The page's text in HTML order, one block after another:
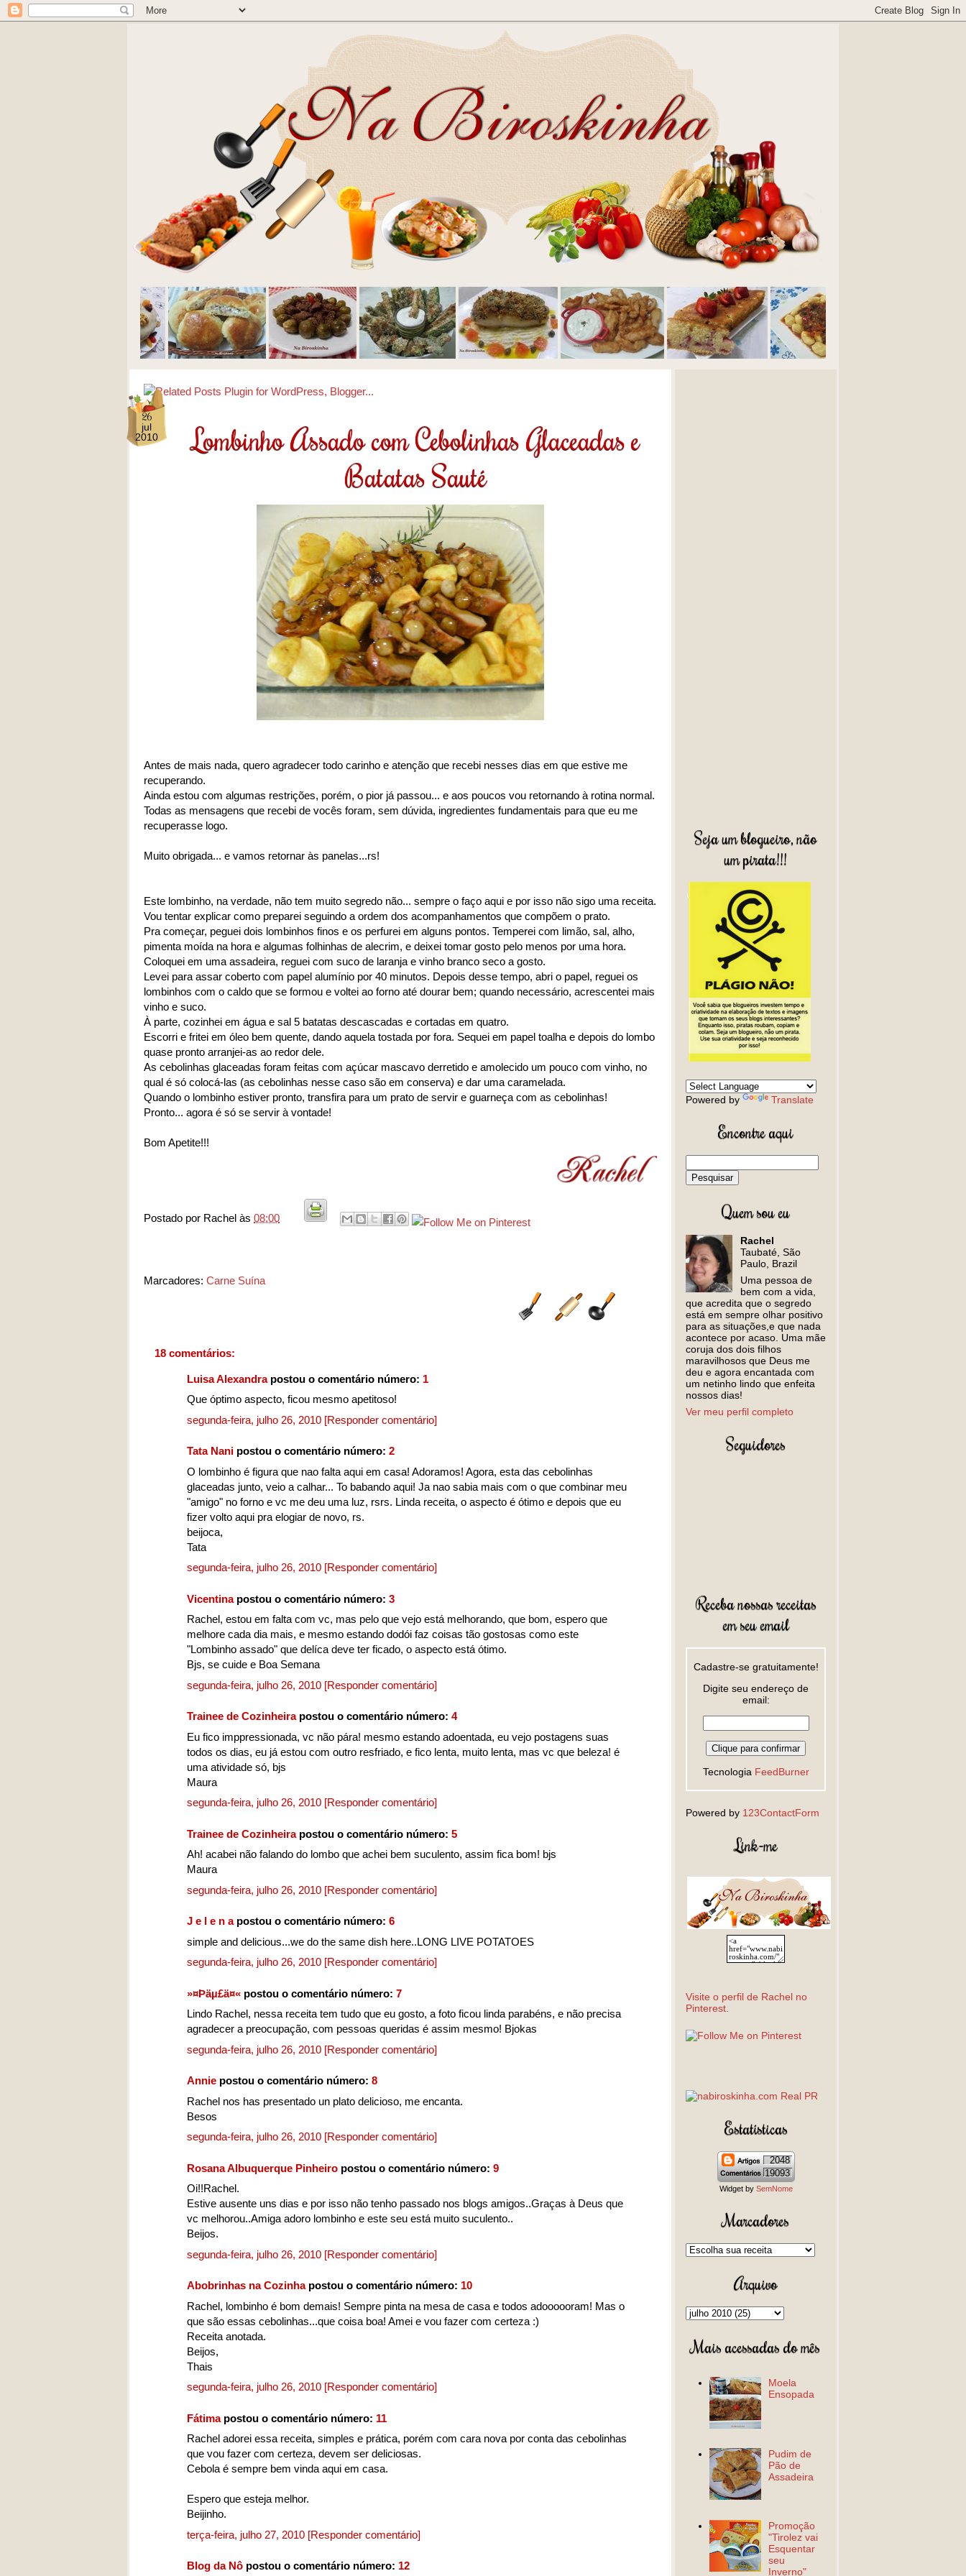
26
jul
2010
Lombinho Assado com Cebolinhas Glaceadas e
Batatas Sauté
Antes de mais nada, quero agradecer todo carinho e atenção que recebi nesses dias em que estive me
recuperando.
Ainda estou com algumas restrições, porém, o pior já passou... e aos poucos vou retornando à rotina normal.
Todas as mensagens que recebi de vocês foram, sem dúvida, ingredientes fundamentais para que eu me
recuperasse logo.
Muito obrigada... e vamos retornar às panelas...rs!
Este lombinho, na verdade, não tem muito segredo não... sempre o faço aqui e por isso não sigo uma receita.
Vou tentar explicar como preparei seguindo a ordem dos acompanhamentos que compõem o prato.
Pra começar, peguei dois lombinhos finos e os perfurei em alguns pontos. Temperei com limão, sal, alho,
pimenta moída na hora e algumas folhinhas de alecrim, e deixei tomar gosto pelo menos por uma hora.
Coloquei em uma assadeira, reguei com suco de laranja e vinho branco seco a gosto.
Levei para assar coberto com papel alumínio por 40 minutos. Depois desse tempo, abri o papel, reguei os
lombinhos com o caldo que se formou e voltei ao forno até dourar bem; quando necessário, acrescentei mais
vinho e suco.
À parte, cozinhei em água e sal 5 batatas descascadas e cortadas em quatro.
Escorri e fritei em óleo bem quente, dando aquela tostada por fora. Sequei em papel toalha e depois do lombo
quase pronto arranjei-as ao redor dele.
As cebolinhas glaceadas foram feitas com açúcar mascavo derretido e amolecido um pouco com vinho, no
qual é só colocá-las (as cebolinhas nesse caso são em conserva) e dar uma caramelada.
Quando o lombinho estiver pronto, transfira para um prato de servir e guarneça com as cebolinhas!
Pronto... agora é só se servir à vontade!
Bom Apetite!!!
Postado por Rachel às 08:00
Marcadores: Carne Suína
18 comentários:
Luisa Alexandrapostou o comentário número: 1
Que óptimo aspecto, ficou mesmo apetitoso!
segunda-feira, julho 26, 2010 [Responder comentário]
Tata Nani postou o comentário número: 2
O lombinho é figura que nao falta aqui em casa! Adoramos! Agora, esta das cebolinhas
glaceadas junto, veio a calhar... To babando aqui! Ja nao sabia mais com o que combinar meu
"amigo" no forno e vc me deu uma luz, rsrs. Linda receita, o aspecto é ótimo e depois que eu
fizer volto aqui pra elogiar de novo, rs.
beijoca,
Tata
segunda-feira, julho 26, 2010 [Responder comentário]
Vicentinapostou o comentário número: 3
Rachel, estou em falta com vc, mas pelo que vejo está melhorando, que bom, espero que
melhore cada dia mais, e mesmo estando dodói faz coisas tão gostosas como este
"Lombinho assado" que delíca deve ter ficado, o aspecto está ótimo.
Bjs, se cuide e Boa Semana
segunda-feira, julho 26, 2010 [Responder comentário]
Trainee de Cozinheirapostou o comentário número: 4
Eu fico imppressionada, vc não pára! mesmo estando adoentada, eu vejo postagens suas
todos os dias, eu já estou com outro resfriado, e fico lenta, muito lenta, mas vc que beleza! é
uma atividade só, bjs
Maura
segunda-feira, julho 26, 2010 [Responder comentário]
Trainee de Cozinheirapostou o comentário número: 5
Ah! acabei não falando do lombo que achei bem suculento, assim fica bom! bjs
Maura
segunda-feira, julho 26, 2010 [Responder comentário]
J e l e n apostou o comentário número: 6
simple and delicious...we do the same dish here..LONG LIVE POTATOES
segunda-feira, julho 26, 2010 [Responder comentário]
»¤Þäµ£ä¤« postou o comentário número: 7
Lindo Rachel, nessa receita tem tudo que eu gosto, a foto ficou linda parabéns, e não precisa
agradecer a preocupação, com pessoas queridas é assim mesmo! Bjokas
segunda-feira, julho 26, 2010 [Responder comentário]
Annie postou o comentário número: 8
Rachel nos has presentado un plato delicioso, me encanta.
Besos
segunda-feira, julho 26, 2010 [Responder comentário]
Rosana Albuquerque Pinheiro postou o comentário número: 9
Oi!!Rachel.
Estive ausente uns dias e por isso não tenho passado nos blogs amigos..Graças à Deus que
vc melhorou..Amiga adoro lombinho e este seu está muito suculento..
Beijos.
segunda-feira, julho 26, 2010 [Responder comentário]
Abobrinhas na Cozinhapostou o comentário número: 10
Rachel, lombinho é bom demais! Sempre pinta na mesa de casa e todos adoooooram! Mas o
que são essas cebolinhas...que coisa boa! Amei e vou fazer com certeza :)
Receita anotada.
Beijos,
Thais
segunda-feira, julho 26, 2010 [Responder comentário]
Fátimapostou o comentário número: 11
Rachel adorei essa receita, simples e prática, porém com cara nova por conta das cebolinhas
que vou fazer com certeza, devem ser deliciosas.
Cebola é sempre bem vinda aqui em casa.
Espero que esteja melhor.
Beijinho.
terça-feira, julho 27, 2010 [Responder comentário]
Blog da Nô postou o comentário número: 12
Seja um blogueiro, não
um pirata!!!
Powered by Translate
Encontre aqui
Quem sou eu
Rachel
Taubaté, São
Paulo, Brazil
Uma pessoa de
bem com a vida,
que acredita que o segredo
está em sempre olhar positivo
para as situações,e que nada
acontece por acaso. Uma mãe
coruja dos dois filhos
maravilhosos que Deus me
deu e agora encantada com
um netinho lindo que enfeita
nossos dias!
Ver meu perfil completo
Seguidores
Receba nossas receitas
em seu email
Cadastre-se gratuitamente!
Digite seu endereço de
email:
Tecnologia FeedBurner
Powered by 123ContactForm
Link-me
Visite o perfil de Rachel no
Pinterest.
Estatísticas
2048
19093
Widget by SemNome
Marcadores
Arquivo
Mais acessadas do mês
Moela
Ensopada
Pudim de
Pão de
Assadeira
Promoção
"Tirolez vai
Esquentar
seu
Inverno"